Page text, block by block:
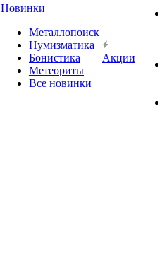
Новинки
Металлопоиск
Нумизматика
Бонистика
Метеориты
Все новинки
Акции